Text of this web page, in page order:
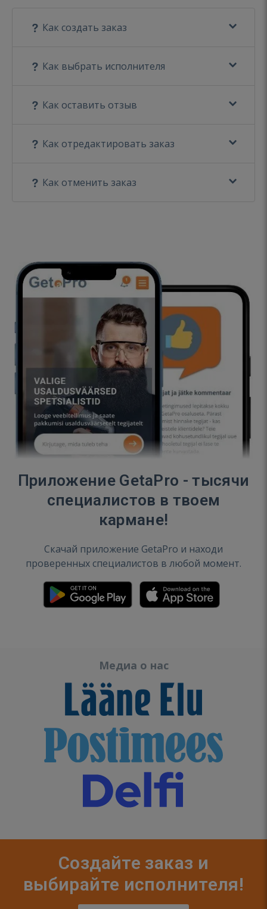
Как создать заказ
Как выбрать исполнителя
Как оставить отзыв
Как отредактировать заказ
Как отменить заказ
Приложение GetaPro - тысячи
специалистов в твоем
кармане!
Скачай приложение GetaPro и находи
проверенных специалистов в любой момент.
Медиа о нас
Создайте заказ и
выбирайте исполнителя!